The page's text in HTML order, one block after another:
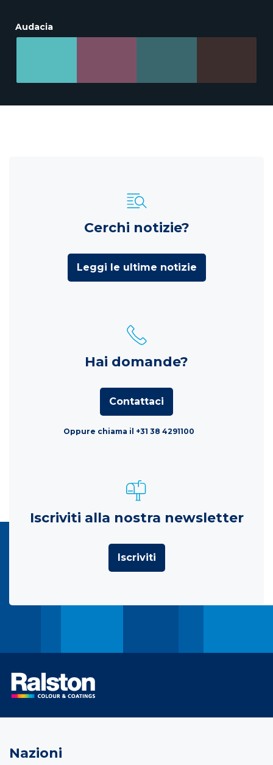
Audacia
Cerchi notizie?
Leggi le ultime notizie
Hai domande?
Contattaci
Oppure chiama il +31 38 4291100
Iscriviti alla nostra newsletter
Iscriviti
Nazioni